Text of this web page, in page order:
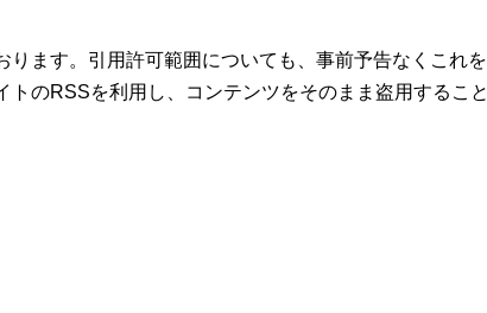
ります。引用許可範囲についても、事前予告なくこれを
トのRSSを利用し、コンテンツをそのまま盗用すること